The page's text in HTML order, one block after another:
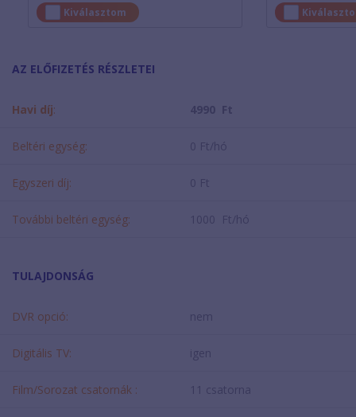
Kiválasztom
AZ ELŐFIZETÉS RÉSZLETEI
Havi díj: 4990 Ft
Beltéri egység: 0 Ft/hó
Egyszeri díj: 0 Ft
További beltéri egység: 1000 Ft/hó
TULAJDONSÁG
DVR opció: nem
Digitális TV: igen
Film/Sorozat csatornák : 11 csatorna